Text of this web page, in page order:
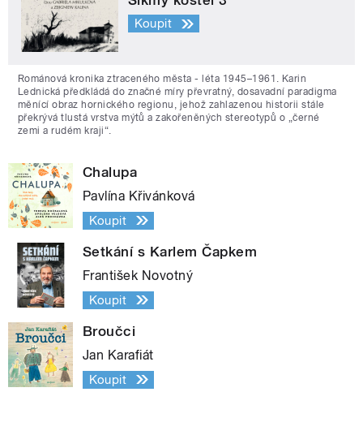
Koupit
Románová kronika ztraceného města - léta 1945–1961. Karin
Lednická předkládá do značné míry převratný, dosavadní paradigma
měnící obraz hornického regionu, jehož zahlazenou historii stále
překrývá tlustá vrstva mýtů a zakořeněných stereotypů o „černé
zemi a rudém kraji“.
Chalupa
Pavlína Křivánková
Koupit
Setkání s Karlem Čapkem
František Novotný
Koupit
Broučci
Jan Karafiát
Koupit